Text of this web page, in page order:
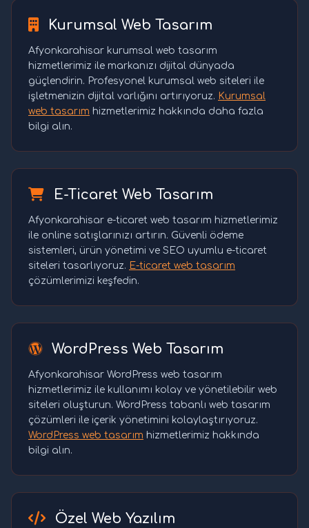
Kurumsal Web Tasarım
Afyonkarahisar kurumsal web tasarım
hizmetlerimiz ile markanızı dijital dünyada
güçlendirin. Profesyonel kurumsal web siteleri ile
işletmenizin dijital varlığını artırıyoruz. Kurumsal
web tasarım hizmetlerimiz hakkında daha fazla
bilgi alın.
E-Ticaret Web Tasarım
Afyonkarahisar e-ticaret web tasarım hizmetlerimiz
ile online satışlarınızı artırın. Güvenli ödeme
sistemleri, ürün yönetimi ve SEO uyumlu e-ticaret
siteleri tasarlıyoruz. E-ticaret web tasarım
çözümlerimizi keşfedin.
WordPress Web Tasarım
Afyonkarahisar WordPress web tasarım
hizmetlerimiz ile kullanımı kolay ve yönetilebilir web
siteleri oluşturun. WordPress tabanlı web tasarım
çözümleri ile içerik yönetimini kolaylaştırıyoruz.
WordPress web tasarım hizmetlerimiz hakkında
bilgi alın.
Özel Web Yazılım